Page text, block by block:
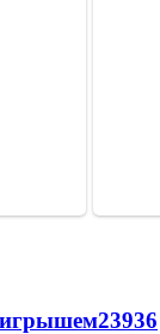
23936